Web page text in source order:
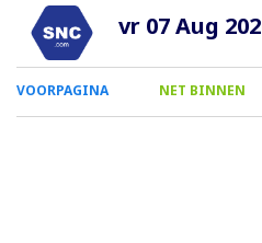
vr 07 Aug
0
Smartphone
VOORPAGINA NET BINNEN